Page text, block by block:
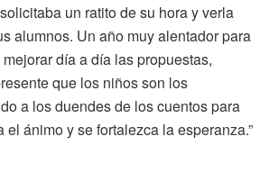
un ratito de su hora y verla
alumnos. Un año muy alentador para
día a día las propuestas,
que los niños son los
a los duendes de los cuentos para
ánimo y se fortalezca la esperanza.”